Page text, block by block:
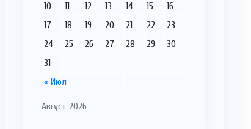
Август 2026
« Июл
10
11 12 13 14 15
16
17
18 19 20 21 22
23
24
25 26 27 28 29
30
31